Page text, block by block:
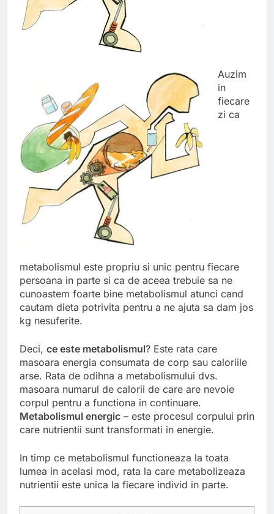
Auzim
in
fiecare
zi ca
metabolismul este propriu si unic pentru fiecare
persoana in parte si ca de aceea trebuie sa ne
cunoastem foarte bine metabolismul atunci cand
cautam dieta potrivita pentru a ne ajuta sa dam jos
kg nesuferite.
Deci, ce este metabolismul? Este rata care
masoara energia consumata de corp sau caloriile
arse. Rata de odihna a metabolismului dvs.
masoara numarul de calorii de care are nevoie
corpul pentru a functiona in continuare.
Metabolismul energic – este procesul corpului prin
care nutrientii sunt transformati in energie.
In timp ce metabolismul functioneaza la toata
lumea in acelasi mod, rata la care metabolizeaza
nutrientii este unica la fiecare individ in parte.